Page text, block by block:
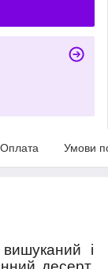
Оплата Умови
і